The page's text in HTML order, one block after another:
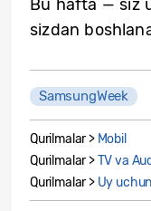
Bu hafta — siz
sizdan
SamsungWeek
Qurilmalar > Mobil
Qurilmalar >TV va
Qurilmalar > Uy uchun